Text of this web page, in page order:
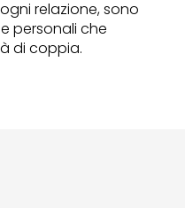
relazione, sono
personali che
di coppia.